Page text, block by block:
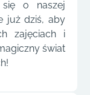
o naszej
już dziś, aby
zajęciach i
świat